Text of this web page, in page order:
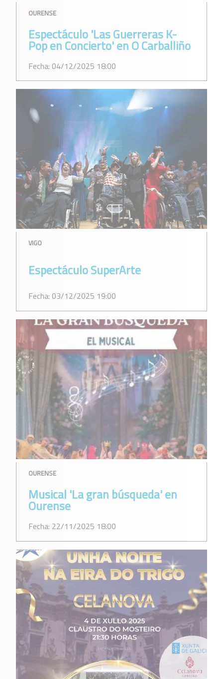
OURENSE
Espectáculo 'Las Guerreras K-
Pop en Concierto' en O Carballiño
Fecha: 04/12/2025 18:00
VIGO
Espectáculo SuperArte
Fecha: 03/12/2025 19:00
OURENSE
Musical 'La gran búsqueda' en
Ourense
Fecha: 22/11/2025 18:00